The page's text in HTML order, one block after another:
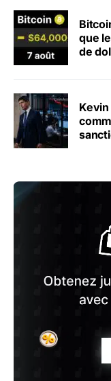
que
de